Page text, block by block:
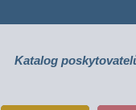
Katalog